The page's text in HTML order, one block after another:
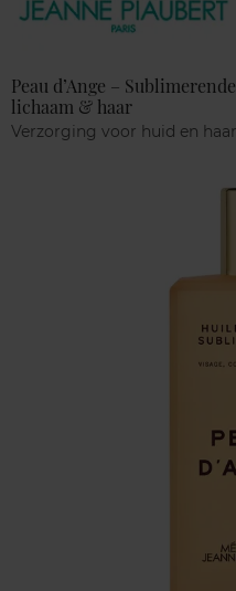
Peau d’Ange –
lichaam & haar
Verzorging voor huid en haar